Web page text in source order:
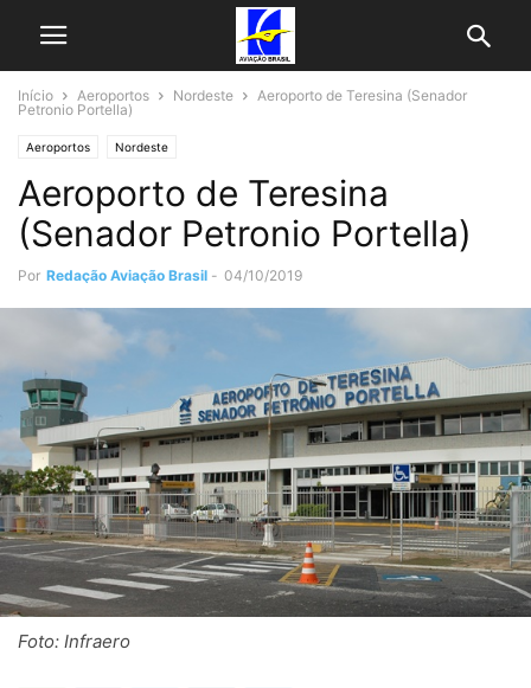
Início Aeroportos Nordeste
Aeroporto de Teresina (Senador
Petronio Portella)
Aeroportos Nordeste
Aeroporto de Teresina
(Senador Petronio Portella)
Por Redação Aviação Brasil - 04/10/2019
Foto: Infraero